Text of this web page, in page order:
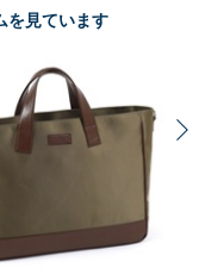
を見ています